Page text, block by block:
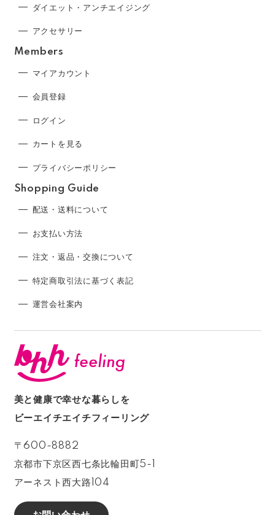
ダイエット・アンチエイジング
アクセサリー
Members
マイアカウント
会員登録
ログイン
カートを見る
プライバシーポリシー
Shopping Guide
配送・送料について
お支払い方法
注文・返品・交換について
特定商取引法に基づく表記
運営会社案内
美と健康で幸せな暮らしを
ビーエイチエイチフィーリング
〒600-8882
京都市下京区西七条比輪田町5-1
アーネスト西大路104